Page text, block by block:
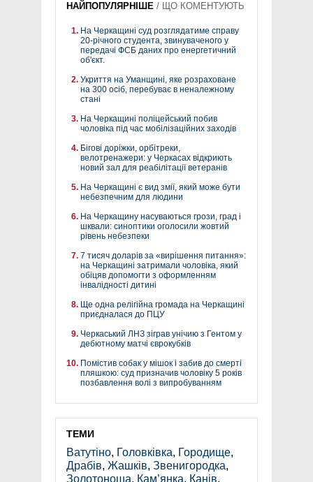
НАЙПОПУЛЯРНІШЕ / ЩО КОМЕНТУЮТЬ
На Черкащині суд розглядатиме справу
20-річного студента, звинуваченого у
передачі ФСБ даних про енергетичний
об'єкт.
Укриття на Уманщині, яке розраховане
на 300 осіб, перебуває в неналежному
стані
На Черкащині поліцейський побив
чоловіка під час мобілізаційних заходів
Бігові доріжки, орбітреки,
велотренажери: у Черкасах відкриють
новий зал для реабілітації ветеранів
На Черкащині є вид змії, який може бути
небезпечним для людини
На Черкащину насуваються грози, град і
шквали: синоптики оголосили жовтий
рівень небезпеки
7 тисяч доларів за «вирішення питання»:
на Черкащині затримали чоловіка, який
обіцяв допомогти з оформленням
інвалідності дитині
Ще одна релігійна громада на Черкащині
приєдналася до ПЦУ
Черкаський ЛНЗ зіграв унічию з Гентом у
дебютному матчі єврокубків
Помістив собак у мішок і забив до смерті
пляшкою: суд призначив чоловіку 5 років
позбавлення волі з випробуванням
ТЕМИ
Ватутіно, Головківка, Городище,
Драбів, Жашків, Звенигородка,
Золотоноша, Кам’янка, Канів,